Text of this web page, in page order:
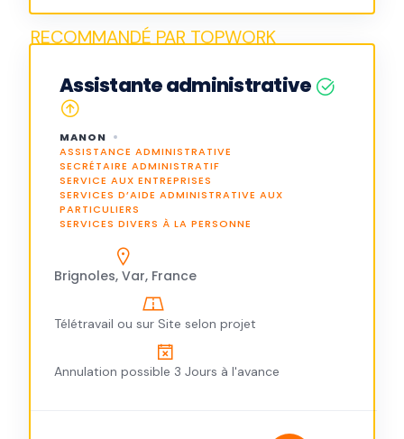
Assistante administrative
MANON
ASSISTANCE ADMINISTRATIVE
SECRÉTAIRE ADMINISTRATIF
SERVICE AUX ENTREPRISES
SERVICES D’AIDE ADMINISTRATIVE AUX
PARTICULIERS
SERVICES DIVERS À LA PERSONNE
Brignoles, Var, France
Télétravail ou sur Site selon projet
Annulation possible 3 Jours à l'avance